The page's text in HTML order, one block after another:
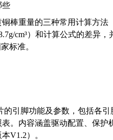
些
棒重量的三种常用计算方
cm³）和计算公式的差异
标准。
的引脚功能及参数，包括各
。内容涵盖驱动配置、保
V1.2）。